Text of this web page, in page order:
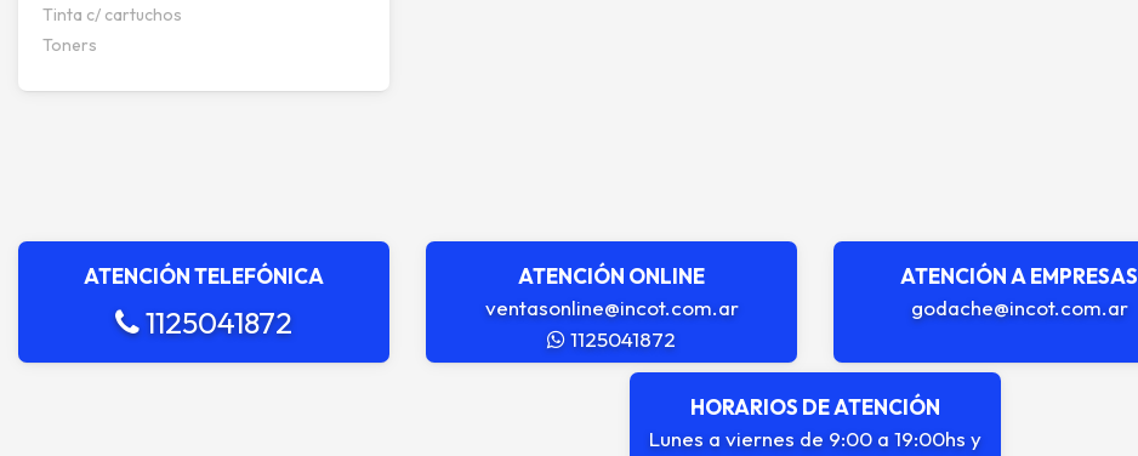
Tinta c/ cartuchos
Toners
ATENCIÓN TELEFÓNICA
1125041872
ATENCIÓN ONLINE
ventasonline@incot.com.ar
1125041872
ATENCIÓN A EMPRESAS
godache@incot.com.ar
HORARIOS DE ATENCIÓN
Lunes a viernes de 9:00 a 19:00hs y